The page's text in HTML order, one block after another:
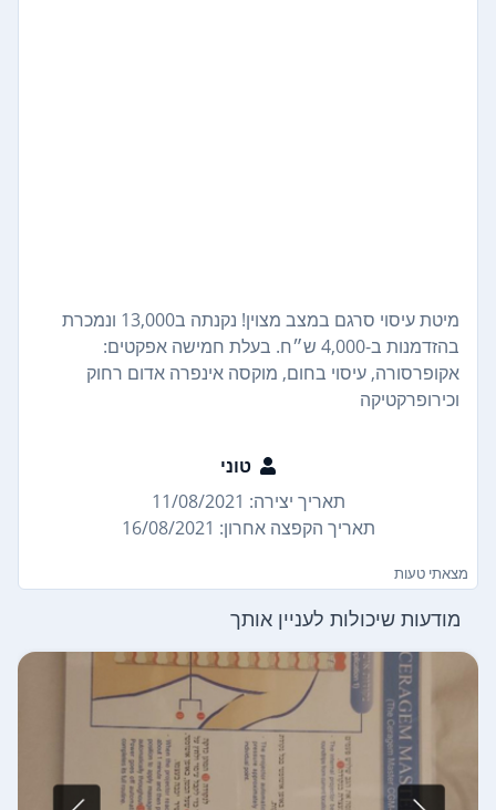
מיטת עיסוי סרגם במצב מצוין! נקנתה ב13,000 ונמכרת
בהזדמנות ב-4,000 ש״ח. בעלת חמישה אפקטים:
אקופרסורה, עיסוי בחום, מוקסה אינפרה אדום רחוק
וכירופרקטיקה
טוני
תאריך יצירה: 11/08/2021
תאריך הקפצה אחרון: 16/08/2021
מצאתי טעות
מודעות שיכולות לעניין אותך